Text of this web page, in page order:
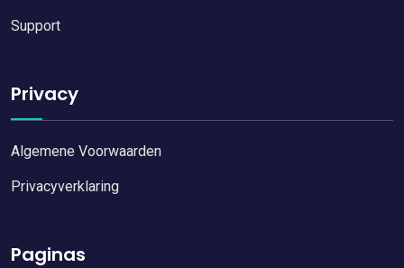
Support
Privacy
Algemene Voorwaarden
Privacyverklaring
Paginas